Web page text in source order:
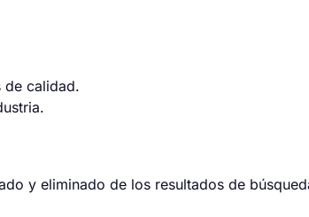
de calidad.
y eliminado de los resultados de